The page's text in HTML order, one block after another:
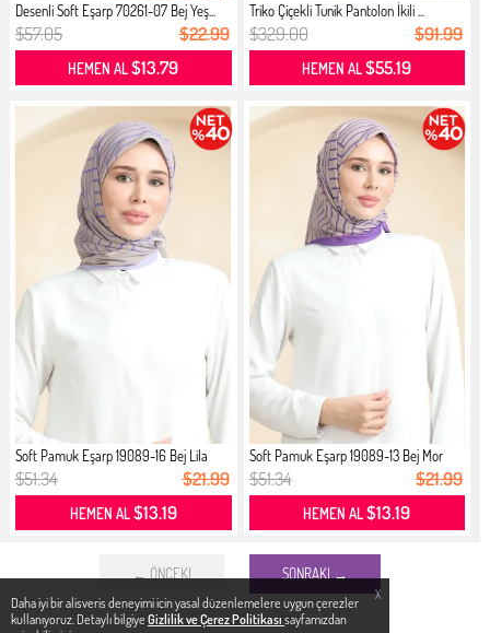
X
Daha iyi bir alisveris deneyimi icin yasal düzenlemelere uygun çerezler
kullanıyoruz. Detaylı bilgiye Gizlilik ve Çerez Politikası sayfamızdan
Desenli Soft Eşarp 70261-07 Bej Yeş...
$57.05 $22.99
HEMEN AL$13.79
Triko Çiçekli Tunik Pantolon İkili ...
$329.00 $91.99
HEMEN AL$55.19
Soft Pamuk Eşarp 19089-16 Bej Lila
$51.34 $21.99
HEMEN AL$13.19
Soft Pamuk Eşarp 19089-13 Bej Mor
$51.34 $21.99
HEMEN AL$13.19
← ÖNCEKI SONRAKI →